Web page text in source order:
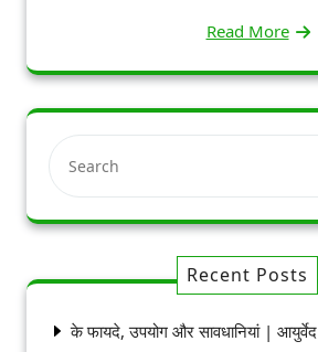
Read More
Recent Posts
के फायदे, उपयोग और सावधानियां | आयुर्वेद